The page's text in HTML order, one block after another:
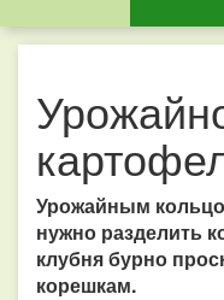
Урожайным
нужно разделить
клубня бурно
корешкам.